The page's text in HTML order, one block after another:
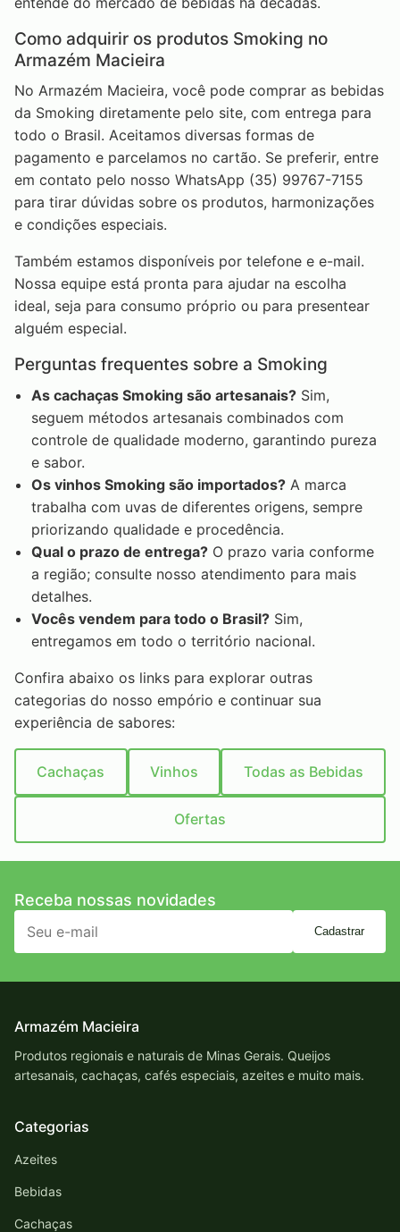
Como adquirir os produtos Smoking no
Armazém Macieira
No Armazém Macieira, você pode comprar as bebidas
da Smoking diretamente pelo site, com entrega para
todo o Brasil. Aceitamos diversas formas de
pagamento e parcelamos no cartão. Se preferir, entre
em contato pelo nosso WhatsApp (35) 99767-7155
para tirar dúvidas sobre os produtos, harmonizações
e condições especiais.
Também estamos disponíveis por telefone e e-mail.
Nossa equipe está pronta para ajudar na escolha
ideal, seja para consumo próprio ou para presentear
alguém especial.
Perguntas frequentes sobre a Smoking
As cachaças Smoking são artesanais? Sim,
seguem métodos artesanais combinados com
controle de qualidade moderno, garantindo pureza
e sabor.
Os vinhos Smoking são importados? A marca
trabalha com uvas de diferentes origens, sempre
priorizando qualidade e procedência.
Qual o prazo de entrega? O prazo varia conforme
a região; consulte nosso atendimento para mais
detalhes.
Vocês vendem para todo o Brasil? Sim,
entregamos em todo o território nacional.
Confira abaixo os links para explorar outras
categorias do nosso empório e continuar sua
experiência de sabores:
Cachaças Vinhos Todas as Bebidas
Ofertas
Receba nossas novidades
Cadastrar
Armazém Macieira
Produtos regionais e naturais de Minas Gerais. Queijos
artesanais, cachaças, cafés especiais, azeites e muito mais.
Categorias
Azeites
Bebidas
Cachaças